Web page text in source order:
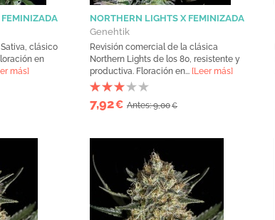
clásico
en
más]
NORTHERN LIGHTS X FEMINIZADA
Genehtik
Revisión comercial de la clásica
Northern Lights de los 80, resistente y
productiva. Floración en... [Leer más]
7,92€ Antes: 9,00€